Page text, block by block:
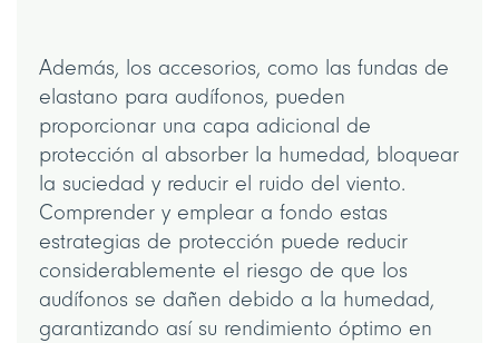
Además, los accesorios, como las fundas de
elastano para audífonos, pueden
proporcionar una capa adicional de
protección al absorber la humedad, bloquear
la suciedad y reducir el ruido del viento.
Comprender y emplear a fondo estas
estrategias de protección puede reducir
considerablemente el riesgo de que los
audífonos se dañen debido a la humedad,
garantizando así su rendimiento óptimo en